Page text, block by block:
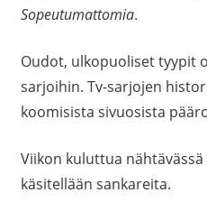
Sopeutumattomia.
Oudot, ulkopuoliset tyypit
sarjoihin. Tv-sarjojen
koomisista sivuosista
Viikon kuluttua
käsitellään sankareita.